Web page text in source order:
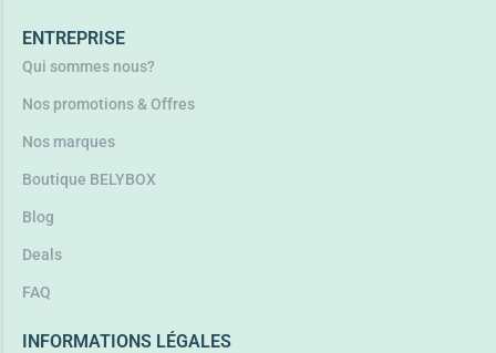
ENTREPRISE
Qui sommes nous?
Nos promotions & Offres
Nos marques
Boutique BELYBOX
Blog
Deals
FAQ
INFORMATIONS LÉGALES